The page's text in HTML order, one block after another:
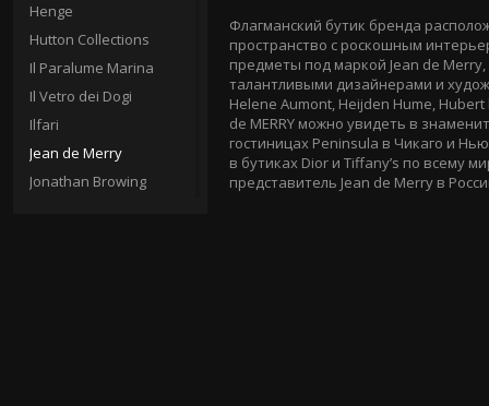
Henge
Hutton Collections
Il Paralume Marina
Il Vetro dei Dogi
Ilfari
Jean de Merry
Jonathan Browing
Флагманский бутик бренда
пространство с роскошным
предметы под маркой Jean de
талантливыми дизайнерами и
Helene Aumont, Heijden Hume,
de MERRY можно увидеть в
гостиницах Peninsula в Чикаго и
в бутиках Dior и Tiffany’s по всему
представитель Jean de Merry в